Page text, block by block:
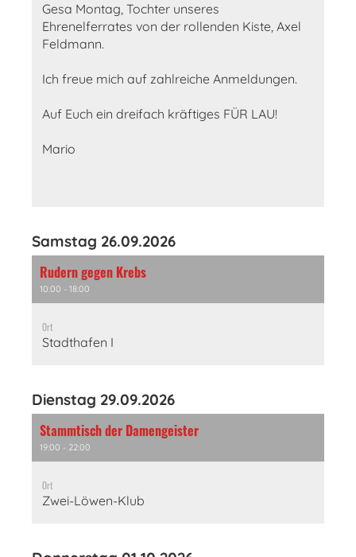
Gesa Montag, Tochter unseres
Ehrenelferrates von der rollenden Kiste, Axel
Feldmann.
Ich freue mich auf zahlreiche Anmeldungen.
Auf Euch ein dreifach kräftiges FÜR LAU!
Mario
Samstag 26.09.2026
Rudern gegen Krebs
10:00 - 18:00
Ort
Stadthafen I
Dienstag 29.09.2026
Stammtisch der Damengeister
19:00 - 22:00
Ort
Zwei-Löwen-Klub